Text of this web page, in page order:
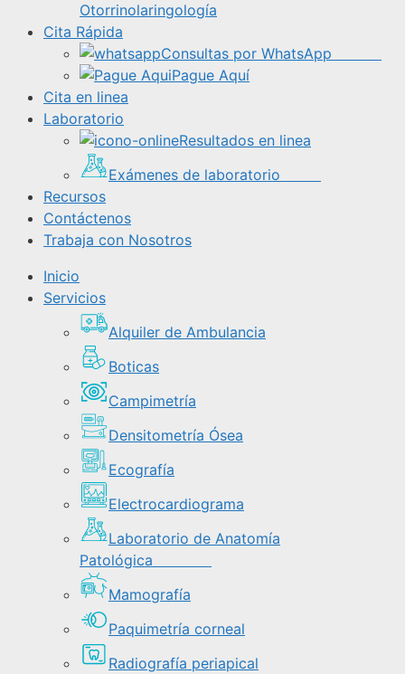
Otorrinolaringología
Cita Rápida
Consultas por WhatsApp
Pague Aquí
Cita en linea
Laboratorio
Resultados en linea
Exámenes de laboratorio
Recursos
Contáctenos
Trabaja con Nosotros
Inicio
Servicios
Alquiler de Ambulancia
Boticas
Campimetría
Densitometría Ósea
Ecografía
Electrocardiograma
Laboratorio de Anatomía
Patológica
Mamografía
Paquimetría corneal
Radiografía periapical